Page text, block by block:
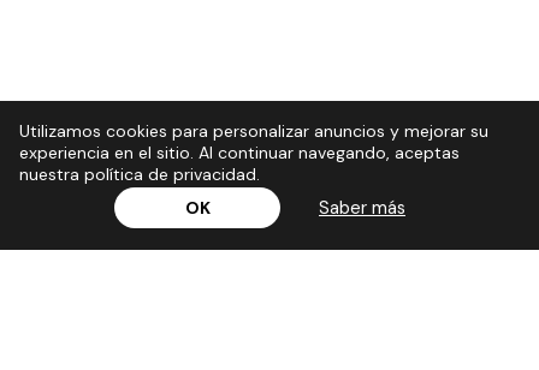
Utilizamos cookies para personalizar anuncios y mejorar su
experiencia en el sitio. Al continuar navegando, aceptas
nuestra política de privacidad.
OK
Saber más